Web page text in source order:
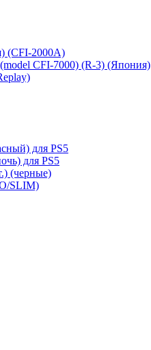
(CFI-2000A)
CFI-7000) (R-3) (Япония)
для PS5
для PS5
(черные)
SLIM)